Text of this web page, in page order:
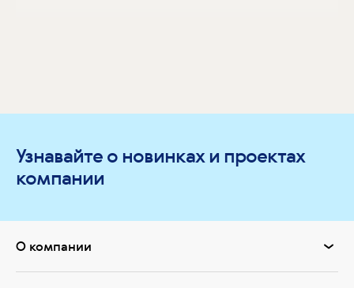
Узнавайте о новинках и проектах
компании
О компании